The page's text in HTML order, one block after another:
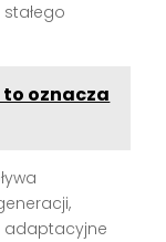
to oznacza
adaptacyjne